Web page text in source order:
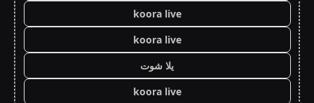
koora live
koora live
يلا شوت
koora live